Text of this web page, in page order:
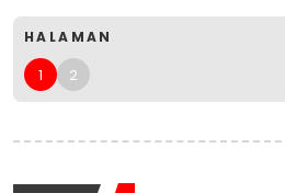
HALAMAN
1 2